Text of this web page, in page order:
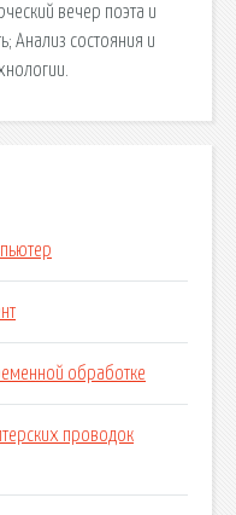
вечер поэта и
Анализ состояния и
обработке
проводок